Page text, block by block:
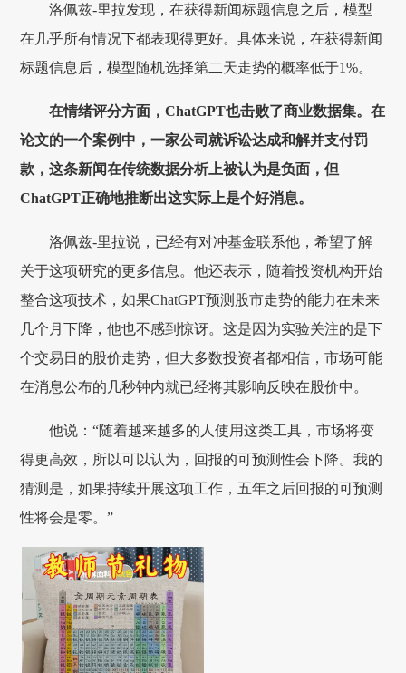
洛佩兹-里拉发现，在获得新闻标题信息之后，模型
在几乎所有情况下都表现得更好。具体来说，在获得新闻
标题信息后，模型随机选择第二天走势的概率低于1%。
在情绪评分方面，ChatGPT也击败了商业数据集。在
论文的一个案例中，一家公司就诉讼达成和解并支付罚
款，这条新闻在传统数据分析上被认为是负面，但
ChatGPT正确地推断出这实际上是个好消息。
洛佩兹-里拉说，已经有对冲基金联系他，希望了解
关于这项研究的更多信息。他还表示，随着投资机构开始
整合这项技术，如果ChatGPT预测股市走势的能力在未来
几个月下降，他也不感到惊讶。这是因为实验关注的是下
个交易日的股价走势，但大多数投资者都相信，市场可能
在消息公布的几秒钟内就已经将其影响反映在股价中。
他说：“随着越来越多的人使用这类工具，市场将变
得更高效，所以可以认为，回报的可预测性会下降。我的
猜测是，如果持续开展这项工作，五年之后回报的可预测
性将会是零。”